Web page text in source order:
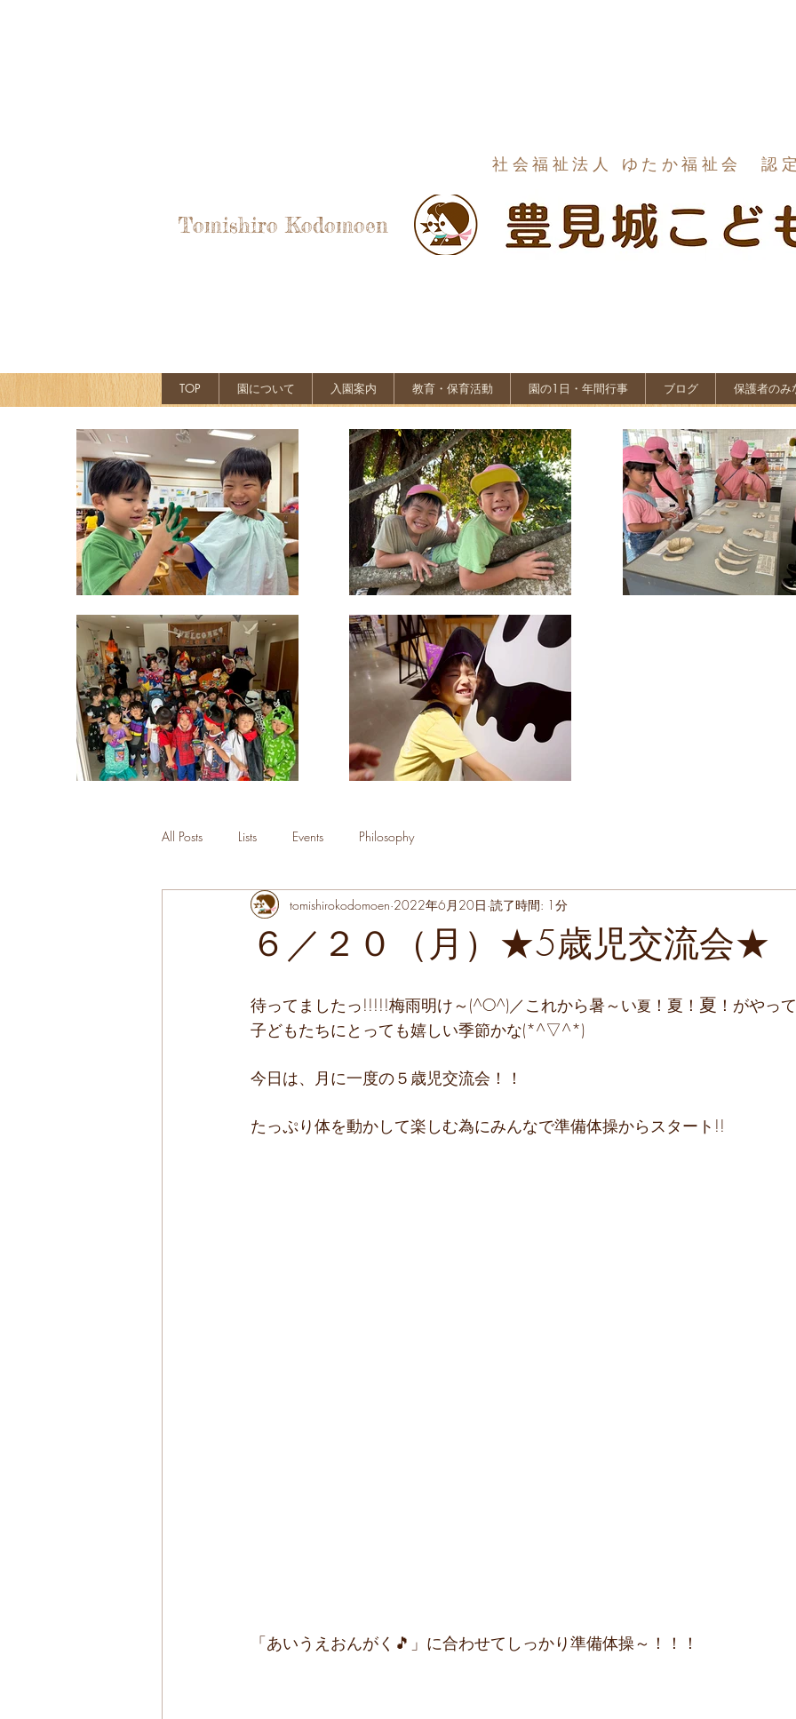
社会福祉法人 ゆたか福祉会 認
Tomishiro Kodomoen
TOP 園について 入園案内 教育・保育活動 園の1日・年間行事 ブログ 保護者のみ
All Posts Lists Events Philosophy
６／２０（月）★5歳児交流会★
tomishirokodomoen 2022年6月20日 読了時間: 1分
待ってましたっ!!!!!梅雨明け～(^O^)／これから暑～い夏 ！ 夏 ！ 夏 ！がやっ
子どもたちにとっても嬉しい季節かな(*^▽^*)
今日は、月に一度の５歳児交流会！！
たっぷり体を動かして楽しむ為にみんなで準備体操からスタート!!
「あいうえおんがく🎵」に合わせてしっかり準備体操～！！！